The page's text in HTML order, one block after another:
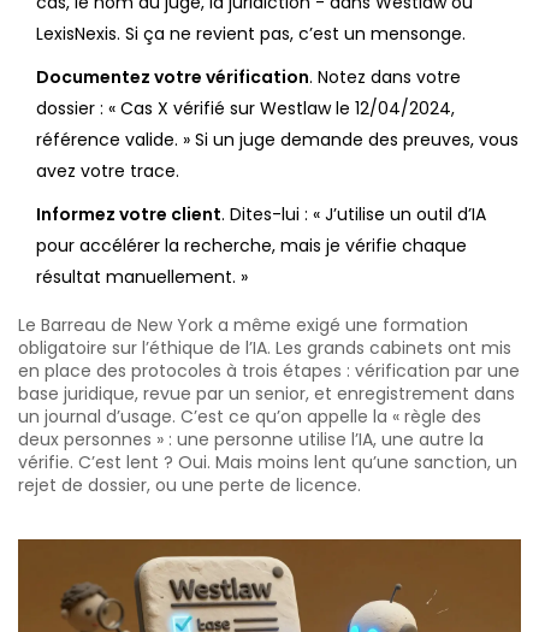
LexisNexis. Si ça ne revient pas, c’est un mensonge.
Documentez votre vérification. Notez dans votre
dossier : « Cas X vérifié sur Westlaw le 12/04/2024,
référence valide. » Si un juge demande des preuves, vous
avez votre trace.
Informez votre client. Dites-lui : « J’utilise un outil d’IA
pour accélérer la recherche, mais je vérifie chaque
résultat manuellement. »
Le Barreau de New York a même exigé une formation
obligatoire sur l’éthique de l’IA. Les grands cabinets ont mis
en place des protocoles à trois étapes : vérification par une
base juridique, revue par un senior, et enregistrement dans
un journal d’usage. C’est ce qu’on appelle la « règle des
deux personnes » : une personne utilise l’IA, une autre la
vérifie. C’est lent ? Oui. Mais moins lent qu’une sanction, un
rejet de dossier, ou une perte de licence.